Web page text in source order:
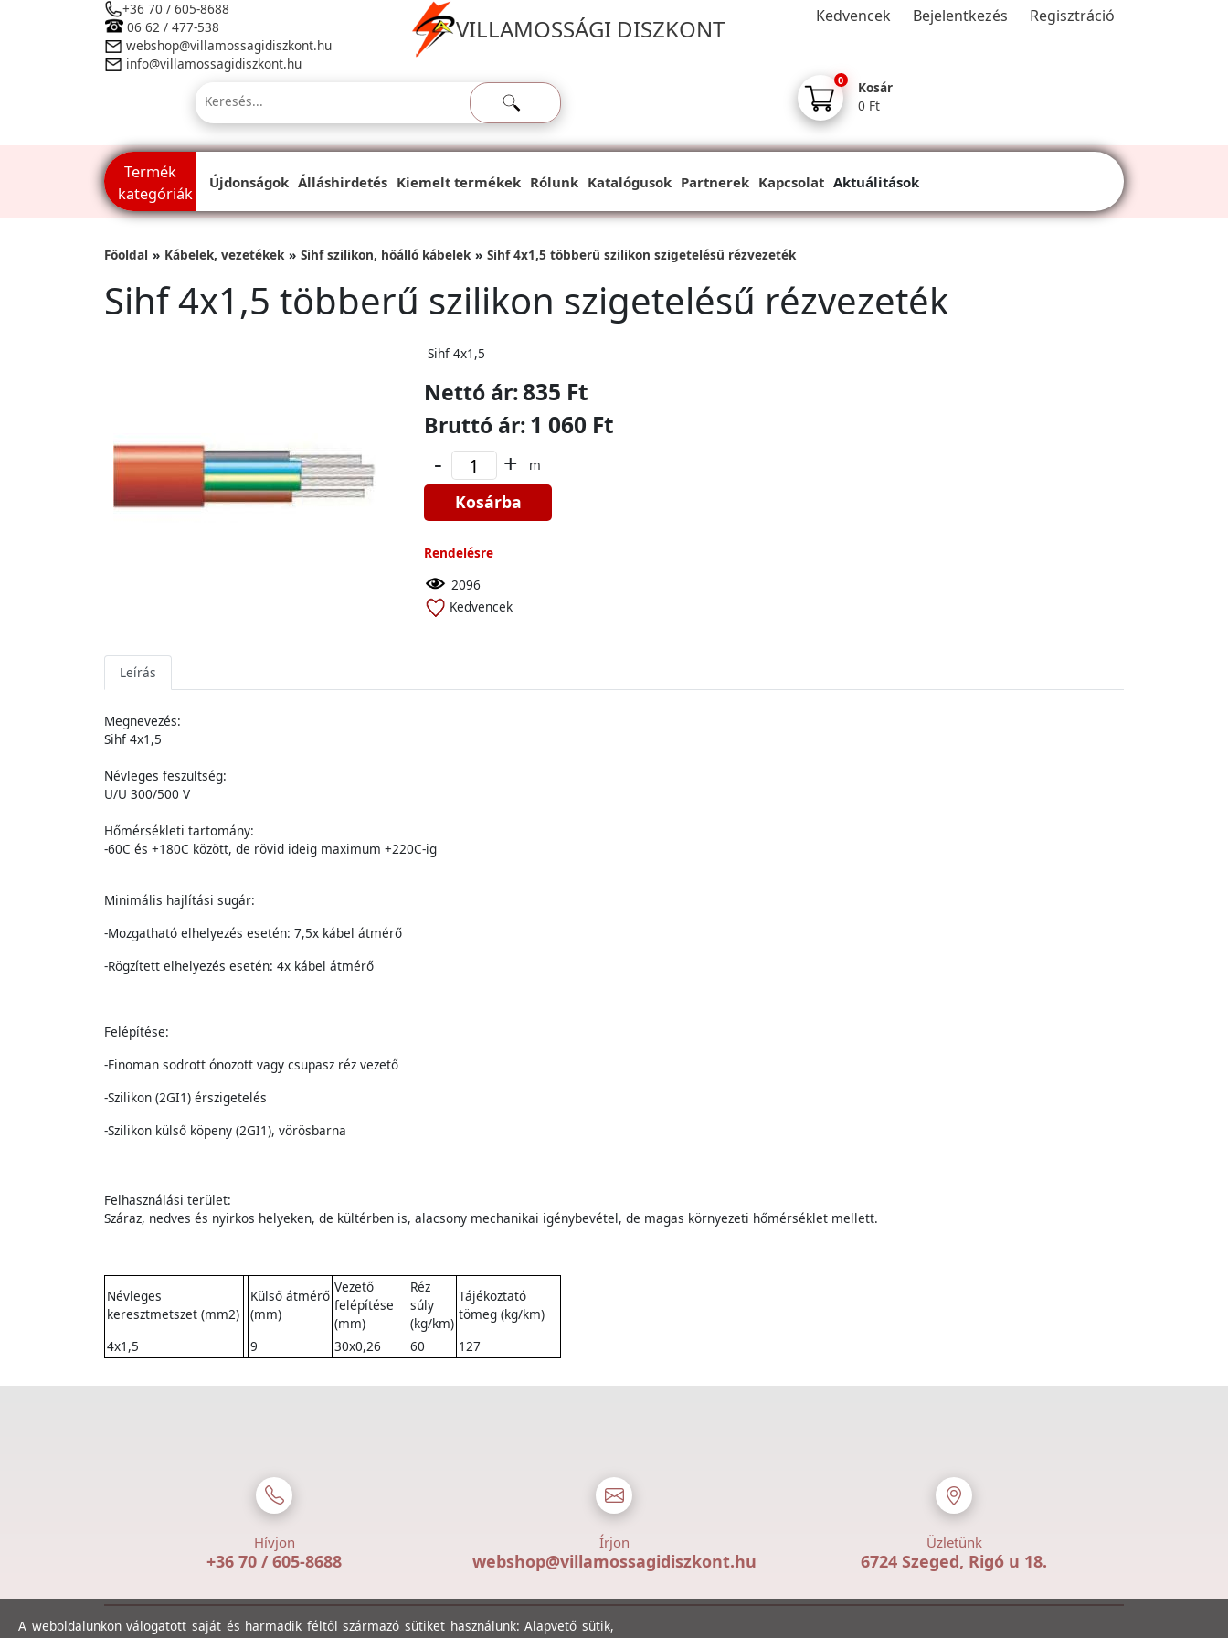
+36 70 / 605-8688
06 62 / 477-538
webshop@villamossagidiszkont.hu
info@villamossagidiszkont.hu
VILLAMOSSÁGI DISZKONT Kedvencek Bejelentkezés Regisztráció
0
Kosár
0 Ft
Termék
kategóriák
Újdonságok Álláshirdetés Kiemelt termékek Rólunk Katalógusok Partnerek Kapcsolat Aktuálitások
Főoldal Kábelek, vezetékek Sihf szilikon, hőálló kábelek Sihf 4x1,5 többerű szilikon szigetelésű rézvezeték
Sihf 4x1,5 többerű szilikon szigetelésű rézvezeték
Sihf 4x1,5
Nettó ár:835 Ft
Bruttó ár:1 060 Ft
- + m
Kosárba
Rendelésre
2096
Kedvencek
Leírás
Megnevezés:
Sihf 4x1,5
Névleges feszültség:
U/U 300/500 V
Hőmérsékleti tartomány:
-60C és +180C között, de rövid ideig maximum +220C-ig
Minimális hajlítási sugár:
-Mozgatható elhelyezés esetén: 7,5x kábel átmérő
-Rögzített elhelyezés esetén: 4x kábel átmérő
Felépítése:
-Finoman sodrott ónozott vagy csupasz réz vezető
-Szilikon (2GI1) érszigetelés
-Szilikon külső köpeny (2GI1), vörösbarna
Felhasználási terület:
Száraz, nedves és nyirkos helyeken, de kültérben is, alacsony mechanikai igénybevétel, de magas környezeti hőmérséklet mellett.
Névleges
keresztmetszet (mm2)
Külső átmérő
(mm)
Vezető
felépítése
(mm)
Réz
súly
(kg/km)
Tájékoztató
tömeg (kg/km)
4x1,5
9 30x0,26 60 127
Hívjon
+36 70 / 605-8688
Írjon
webshop@villamossagidiszkont.hu
Üzletünk
6724 Szeged, Rigó u 18.
A weboldalunkon válogatott saját és harmadik féltől származó sütiket használunk: Alapvető sütik,